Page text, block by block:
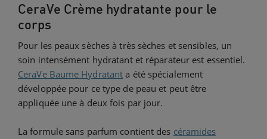
CeraVe Crème hydratante pour le
corps
Pour les peaux sèches à très sèches et sensibles, un
soin intensément hydratant et réparateur est essentiel.
CeraVe Baume Hydratant a été spécialement
développée pour ce type de peau et peut être
appliquée une à deux fois par jour.
La formule sans parfum contient des céramides